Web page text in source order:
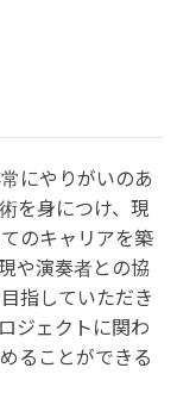
にやりがいのあ
を身につけ、現
のキャリアを築
や演奏者との協
指していただき
ジェクトに関わ
ることができる